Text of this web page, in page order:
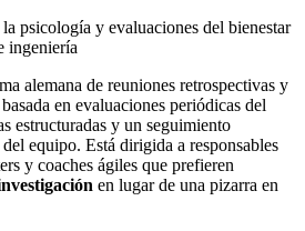
psicología y evaluaciones del bienestar
ingeniería
alemana de reuniones retrospectivas y
en evaluaciones periódicas del
estructuradas y un seguimiento
equipo. Está dirigida a responsables
y coaches ágiles que prefieren
en lugar de una pizarra en